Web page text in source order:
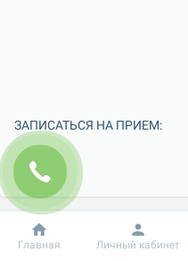
ЗАПИСАТЬСЯ НА ПРИЕМ:
Добробут
Главная Личный кабинет